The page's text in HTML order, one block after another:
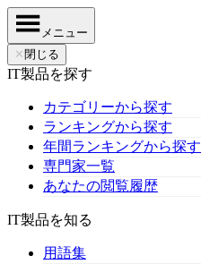
メニュー
✕ 閉じる
IT製品を探す
カテゴリーから探す
ランキングから探す
年間ランキングから探す
専門家一覧
あなたの閲覧履歴
IT製品を知る
用語集